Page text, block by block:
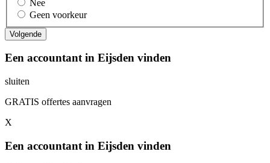
Nee
Geen voorkeur
Een accountant in Eijsden vinden
sluiten
GRATIS offertes aanvragen
X
Een accountant in Eijsden vinden